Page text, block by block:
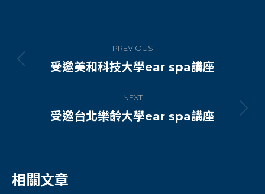
navigation
PREVIOUS
Previous
受邀美和科技大學ear spa講座
NEXT
Next
受邀台北樂齡大學ear spa講座
相關文章